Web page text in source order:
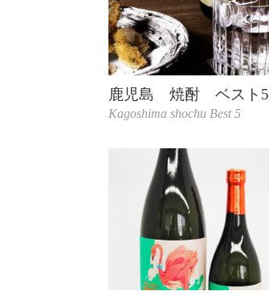
鹿児島 焼酎 ベスト5
Kagoshima shochu Best 5